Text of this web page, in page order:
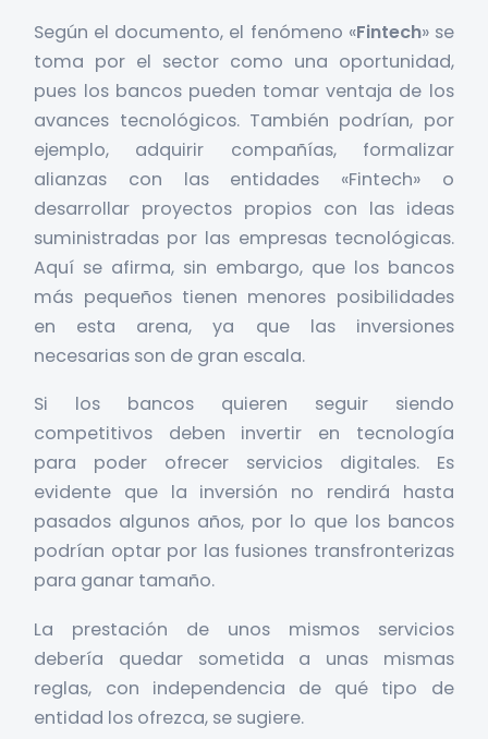
Según el documento, el fenómeno «Fintech» se
toma por el sector como una oportunidad,
pues los bancos pueden tomar ventaja de los
avances tecnológicos. También podrían, por
ejemplo, adquirir compañías, formalizar
alianzas con las entidades «Fintech» o
desarrollar proyectos propios con las ideas
suministradas por las empresas tecnológicas.
Aquí se afirma, sin embargo, que los bancos
más pequeños tienen menores posibilidades
en esta arena, ya que las inversiones
necesarias son de gran escala.
Si los bancos quieren seguir siendo
competitivos deben invertir en tecnología
para poder ofrecer servicios digitales. Es
evidente que la inversión no rendirá hasta
pasados algunos años, por lo que los bancos
podrían optar por las fusiones transfronterizas
para ganar tamaño.
La prestación de unos mismos servicios
debería quedar sometida a unas mismas
reglas, con independencia de qué tipo de
entidad los ofrezca, se sugiere.